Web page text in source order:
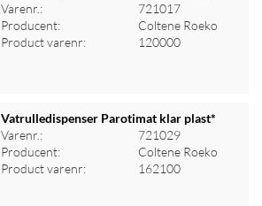
Log ind for at se priser
Varenr.:
721017
Producent:
Coltene Roeko
Product varenr:
120000
Log ind for at se priser
Vatrulledispenser Parotimat klar plast*
Varenr.:
721029
Producent:
Coltene Roeko
Product varenr:
162100